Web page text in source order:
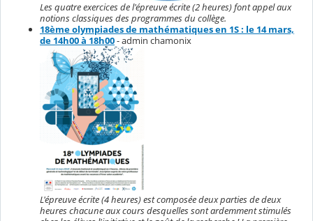
Les quatre exercices de l'épreuve écrite (2 heures) font appel aux
notions classiques des programmes du collège.
18ème olympiades de mathématiques en 1S : le 14 mars,
de 14h00 à 18h00- admin chamonix
L'épreuve écrite (4 heures) est composée deux parties de deux
heures chacune aux cours desquelles sont ardemment stimulés